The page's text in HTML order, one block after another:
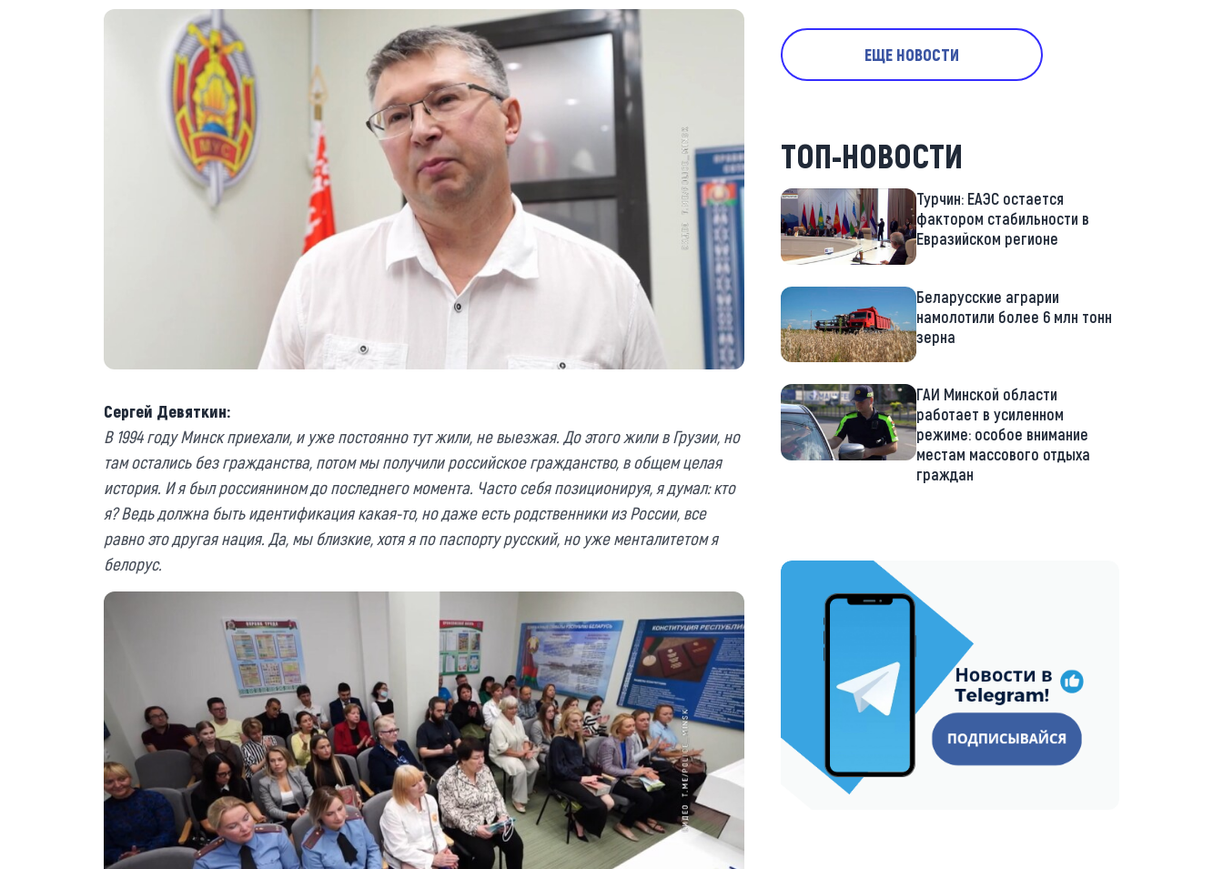
Сергей Девяткин:
В 1994 году Минск приехали, и уже постоянно тут жили, не выезжая. До этого жили в Грузии, но
там остались без гражданства, потом мы получили российское гражданство, в общем целая
история. И я был россиянином до последнего момента. Часто себя позиционируя, я думал: кто
я? Ведь должна быть идентификация какая-то, но даже есть родственники из России, все
равно это другая нация. Да, мы близкие, хотя я по паспорту русский, но уже менталитетом я
белорус.
ЕЩЕ НОВОСТИ
ТОП-НОВОСТИ
Турчин: ЕАЭС остается
фактором стабильности в
Евразийском регионе
Беларусские аграрии
намолотили более 6 млн тонн
зерна
ГАИ Минской области
работает в усиленном
режиме: особое внимание
местам массового отдыха
граждан
https://t.me/minskctvby